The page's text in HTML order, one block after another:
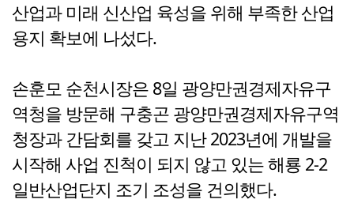
산업과 미래 신산업 육성을 위해 부족한 산업
용지 확보에 나섰다.
손훈모 순천시장은 8일 광양만권경제자유구
역청을 방문해 구충곤 광양만권경제자유구역
청장과 간담회를 갖고 지난 2023년에 개발을
시작해 사업 진척이 되지 않고 있는 해룡 2-2
일반산업단지 조기 조성을 건의했다.